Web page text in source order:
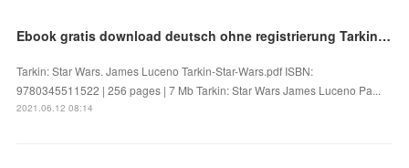
Ebook gratis download deutsch ohne registrierung Tarkin: Star Wars (English Edition)
Tarkin: Star Wars. James Luceno Tarkin-Star-Wars.pdf ISBN:
9780345511522 | 256 pages | 7 Mb Tarkin: Star Wars James Luceno Pa...
2021.06.12 08:14